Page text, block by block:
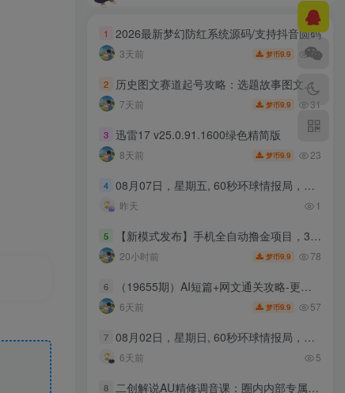
1 2026最新梦幻防红系统源码/支持抖音圆码
3天前 梦币9.9 20
2 历史图文赛道起号攻略：选题故事图文成片教学，掌握短视频发布高效运营技巧
7天前 梦币9.9 31
3 迅雷17 v25.0.91.1600绿色精简版
8天前 梦币9.9 23
4 08月07日，星期五, 60秒环球情报局，天天带你吃瓜看世界！
昨天 1
5 【新模式发布】手机全自动撸金项目，3台手机一天200+，保姆级教程及全套工具【揭秘】
20小时前 梦币9.9 78
6 （19655期）AI短篇+网文通关攻略-更新：看懂就能写、写完就能过稿，让写作变现不再依赖天赋与文笔
6天前 梦币9.9 57
7 08月02日，星期日, 60秒环球情报局，天天带你吃瓜看世界！
6天前 5
8 二创解说AU精修调音课：圈内内部专属调音技术，优化人声质感提升解说作品音质